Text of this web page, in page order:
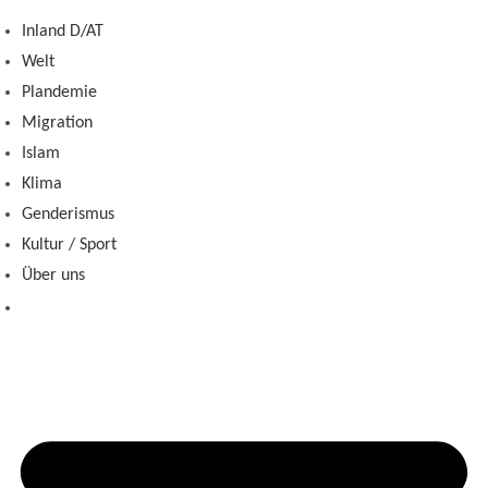
Zum
Inhalt
springen
Inland D/AT
Welt
Plandemie
Migration
Islam
Klima
Genderismus
Kultur / Sport
Über uns